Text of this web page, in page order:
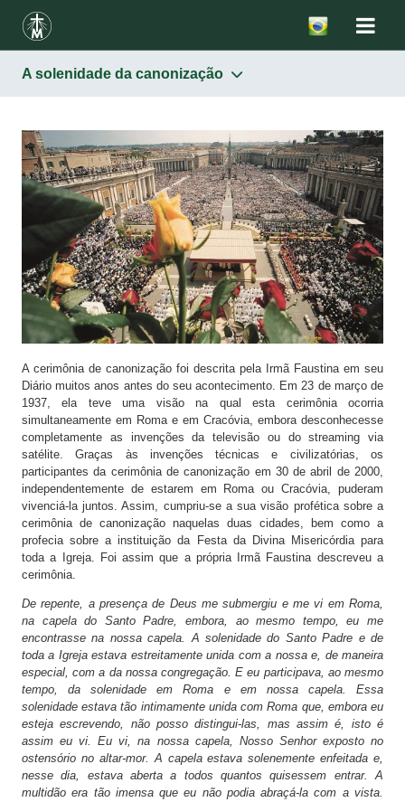
A solenidade da canonização
A solenidade da canonização
Homilia de São João Paulo II (se estiver no site do
Vaticano)
A cerimônia de canonização foi descrita pela Irmã Faustina em seu
Diário muitos anos antes do seu acontecimento. Em 23 de março de
1937, ela teve uma visão na qual esta cerimônia ocorria
simultaneamente em Roma e em Cracóvia, embora desconhecesse
completamente as invenções da televisão ou do streaming via
satélite. Graças às invenções técnicas e civilizatórias, os
participantes da cerimônia de canonização em 30 de abril de 2000,
independentemente de estarem em Roma ou Cracóvia, puderam
vivenciá-la juntos. Assim, cumpriu-se a sua visão profética sobre a
cerimônia de canonização naquelas duas cidades, bem como a
profecia sobre a instituição da Festa da Divina Misericórdia para
toda a Igreja. Foi assim que a própria Irmã Faustina descreveu a
cerimônia.
De repente, a presença de Deus me submergiu e me vi em Roma,
na capela do Santo Padre, embora, ao mesmo tempo, eu me
encontrasse na nossa capela. A solenidade do Santo Padre e de
toda a Igreja estava estreitamente unida com a nossa e, de maneira
especial, com a da nossa congregação. E eu participava, ao mesmo
tempo, da solenidade em Roma e em nossa capela. Essa
solenidade estava tão intimamente unida com Roma que, embora eu
esteja escrevendo, não posso distingui-las, mas assim é, isto é
assim eu vi. Eu vi, na nossa capela, Nosso Senhor exposto no
ostensório no altar-mor. A capela estava solenemente enfeitada e,
nesse dia, estava aberta a todos quantos quisessem entrar. A
multidão era tão imensa que eu não podia abraçá-la com a vista.